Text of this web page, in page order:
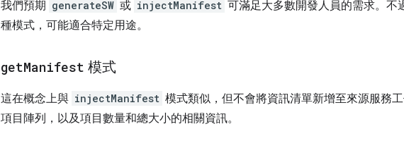
我們預期 generateSW 或 injectManifest 可滿足大多數開發人員的需求。不
種模式，可能適合特定用途。
getManifest 模式
這在概念上與 injectManifest 模式類似，但不會將資訊清單新增至來源服務
項目陣列，以及項目數量和總大小的相關資訊。